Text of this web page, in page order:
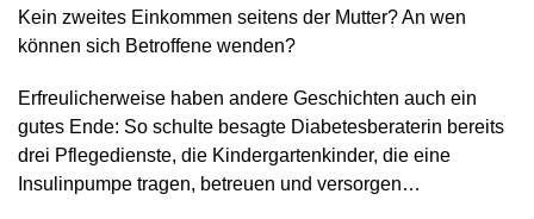
Kein zweites Einkommen seitens der Mutter? An wen
können sich Betroffene wenden?
Erfreulicherweise haben andere Geschichten auch ein
gutes Ende: So schulte besagte Diabetesberaterin bereits
drei Pflegedienste, die Kindergartenkinder, die eine
Insulinpumpe tragen, betreuen und versorgen…